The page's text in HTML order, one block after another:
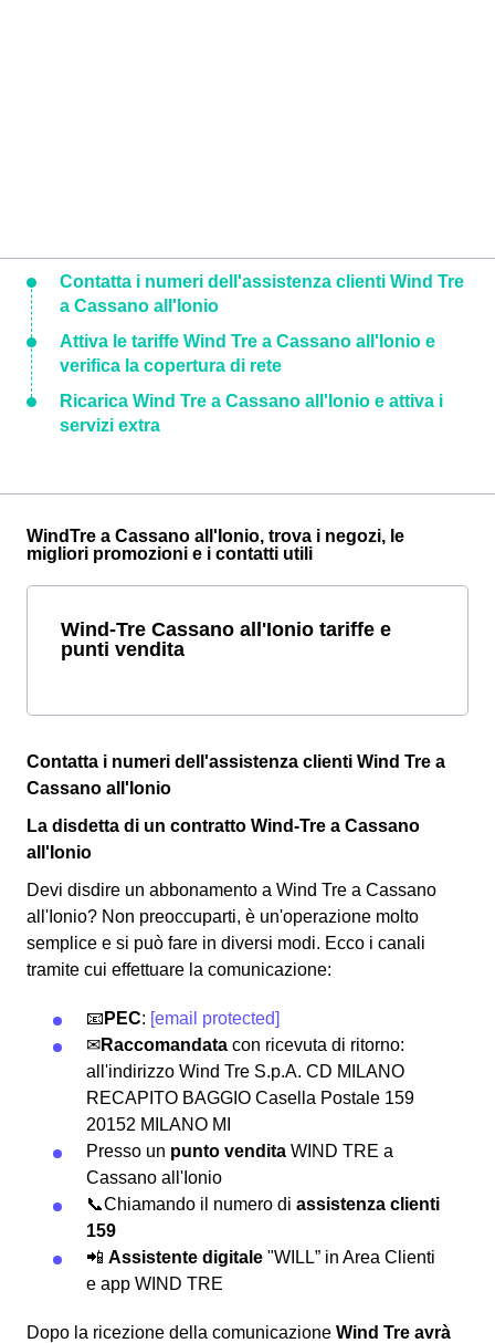
Contatta i numeri dell'assistenza clienti Wind Tre
a Cassano all'Ionio
Attiva le tariffe Wind Tre a Cassano all'Ionio e
verifica la copertura di rete
Ricarica Wind Tre a Cassano all'Ionio e attiva i
servizi extra
WindTre a Cassano all'Ionio, trova i negozi, le
migliori promozioni e i contatti utili
Wind-Tre Cassano all'Ionio tariffe e
punti vendita
Contatta i numeri dell'assistenza clienti Wind Tre a
Cassano all'Ionio
La disdetta di un contratto Wind-Tre a Cassano
all'Ionio
Devi disdire un abbonamento a Wind Tre a Cassano
all'Ionio? Non preoccuparti, è un'operazione molto
semplice e si può fare in diversi modi. Ecco i canali
tramite cui effettuare la comunicazione:
📧 PEC: [email protected]
✉Raccomandata con ricevuta di ritorno:
all'indirizzo Wind Tre S.p.A. CD MILANO
RECAPITO BAGGIO Casella Postale 159
20152 MILANO MI
Presso un punto vendita WIND TRE a
Cassano all'Ionio
📞Chiamando il numero di assistenza clienti
159
📲 Assistente digitale "WILL” in Area Clienti
e app WIND TRE
Dopo la ricezione della comunicazione Wind Tre avrà